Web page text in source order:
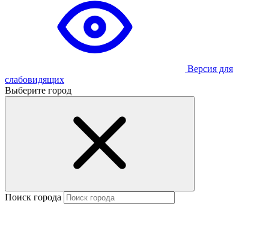
Версия для
слабовидящих
Выберите город
Поиск города